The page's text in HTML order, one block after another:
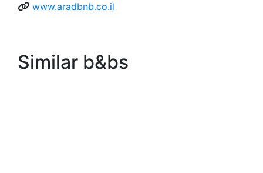
www.aradbnb.co.il
Similar b&bs